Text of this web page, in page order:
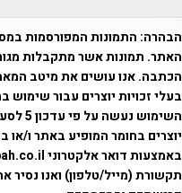
הבהרה: התמונות המפורסמות
האתר. תמונות אשר מתקבלות
הכתבה. אנו עושים את מיטב
בעלי זכויות יוצרים עבור
יוצרים בחומר המופיע באתר ו/
תקשורת (מייל/טלפון) ואנו נסיר